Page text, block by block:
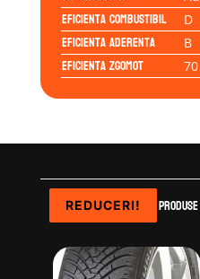
Eficienta Combustibil D
Eficienta Aderenta B
Eficienta Zgomot 70
REDUCERI!
REDUCERI!
REDUCERI!
REDUCERI!